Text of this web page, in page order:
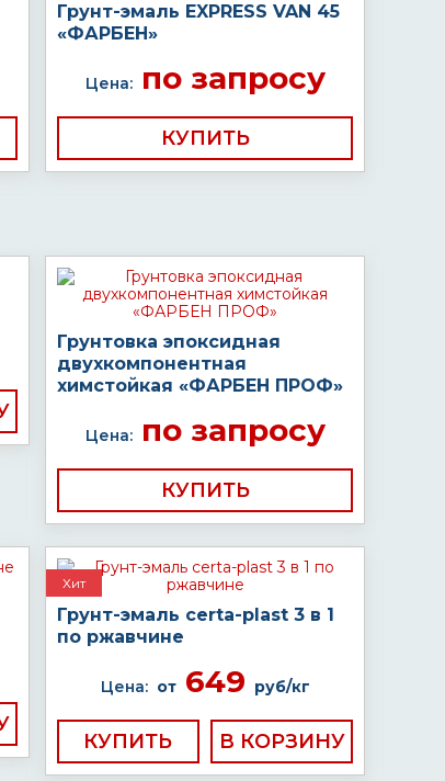
Грунт-эмаль EXPRESS VAN 45
«ФАРБЕН»
Цена:по запросу
КУПИТЬ
Грунтовка эпоксидная
двухкомпонентная
химстойкая «ФАРБЕН ПРОФ»
Цена:по запросу
КУПИТЬ
Хит
Грунт-эмаль certa-plast 3 в 1
по ржавчине
Цена: от649 руб/кг
КУПИТЬ